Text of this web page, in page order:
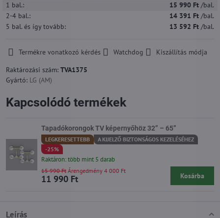
1 bal.: 15 990 Ft /bal.
2-4 bal.: 14 391 Ft /bal.
5 bal. és így tovább: 13 592 Ft /bal.
Termékre vonatkozó kérdés Watchdog
Kiszállítás módja
Raktározási szám: TVA1375
Gyártó: LG (AM)
Leírás
Kapcsolódó termékek
Tapadókorongok TV képernyőhöz 32” – 65”
LEGKERESETTEBB
A KIJELZŐ BIZTONSÁGOS KEZELÉSÉHEZ
-25%
Raktáron: több mint 5 darab
11 990 Ft
15 990 Ft Árengedmény 4 000 Ft
Kosárba